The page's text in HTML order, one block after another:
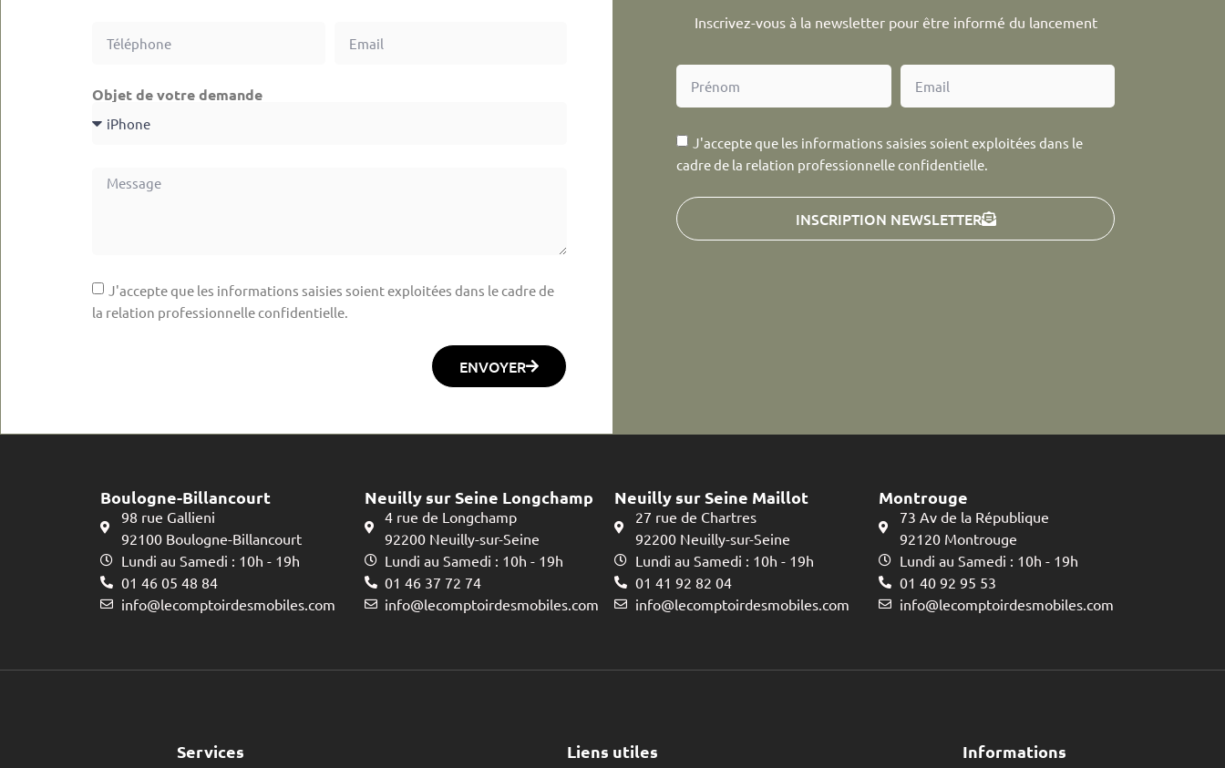
Objet de votre demande
J'accepte que les informations saisies soient exploitées dans le cadre de
la relation professionnelle confidentielle.
ENVOYER
Inscrivez-vous à la newsletter pour être informé du lancement
J'accepte que les informations saisies soient exploitées dans le
cadre de la relation professionnelle confidentielle.
INSCRIPTION NEWSLETTER
Boulogne-Billancourt
98 rue Gallieni
92100 Boulogne-Billancourt
Lundi au Samedi : 10h - 19h
01 46 05 48 84
info@lecomptoirdesmobiles.com
Neuilly sur Seine Longchamp
4 rue de Longchamp
92200 Neuilly-sur-Seine
Lundi au Samedi : 10h - 19h
01 46 37 72 74
info@lecomptoirdesmobiles.com
Neuilly sur Seine Maillot
27 rue de Chartres
92200 Neuilly-sur-Seine
Lundi au Samedi : 10h - 19h
01 41 92 82 04
info@lecomptoirdesmobiles.com
Montrouge
73 Av de la République
92120 Montrouge
Lundi au Samedi : 10h - 19h
01 40 92 95 53
info@lecomptoirdesmobiles.com
Services Liens utiles Informations